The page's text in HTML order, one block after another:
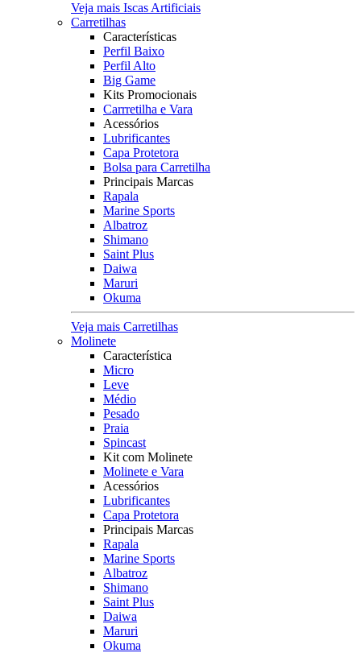
Veja mais Iscas Artificiais
Carretilhas
Características
Perfil Baixo
Perfil Alto
Big Game
Kits Promocionais
Carrretilha e Vara
Acessórios
Lubrificantes
Capa Protetora
Bolsa para Carretilha
Principais Marcas
Rapala
Marine Sports
Albatroz
Shimano
Saint Plus
Daiwa
Maruri
Okuma
Veja mais Carretilhas
Molinete
Característica
Micro
Leve
Médio
Pesado
Praia
Spincast
Kit com Molinete
Molinete e Vara
Acessórios
Lubrificantes
Capa Protetora
Principais Marcas
Rapala
Marine Sports
Albatroz
Shimano
Saint Plus
Daiwa
Maruri
Okuma